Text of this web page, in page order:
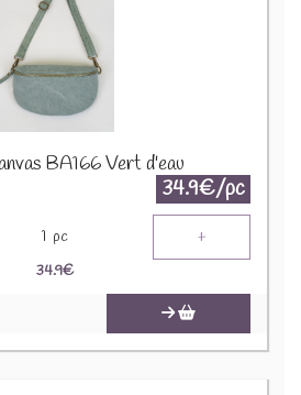
BA166 Vert d'eau
34.9€/pc
1 pc +
34.9€